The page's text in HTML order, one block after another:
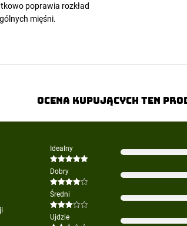
poprawia rozkład
mięśni.
Ocena kupujących ten
Idealny
Oceniono
na 5
Dobry
Oceniono
4na 5
Średni
Oceniono
3na 5
Ujdzie